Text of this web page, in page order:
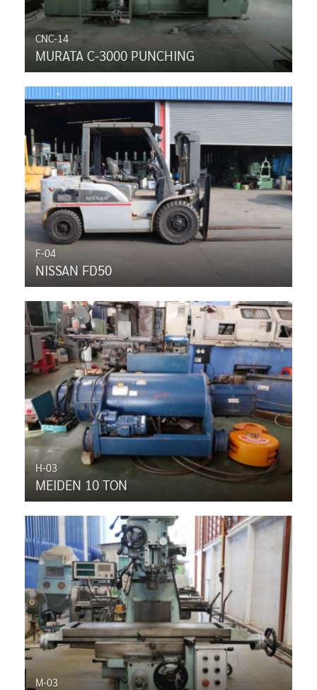
CNC-14
MURATA C-3000 PUNCHING
F-04
NISSAN FD50
H-03
MEIDEN 10 TON
M-03